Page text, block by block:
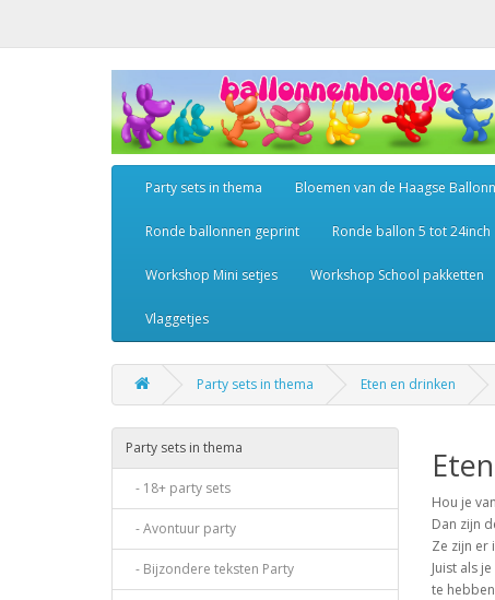
Party sets in thema Bloemen van de Haagse
Ronde ballonnen geprint Ronde ballon 5 tot 24inch
Workshop Mini setjes Workshop School pakketten
Vlaggetjes
Party sets in thema Eten en drinken
Party sets in thema
- 18+ party sets
- Avontuur party
- Bijzondere teksten Party
Hou je
Dan zijn
Ze zijn er
Juist als
te